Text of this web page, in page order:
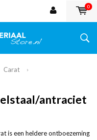
0
Carat
antraciet
is een heldere ontboezeming